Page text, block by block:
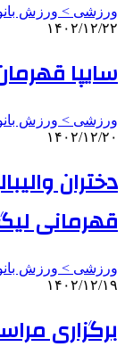
ورزشی > ورزش
۱۴۰۲/۱۲/۲۲
سایپا
ورزشی > ورزش
۱۴۰۲/۱۲/۲۰
دختران
قهرمانی
ورزشی > ورزش
۱۴۰۲/۱۲/۱۹
برگزاری